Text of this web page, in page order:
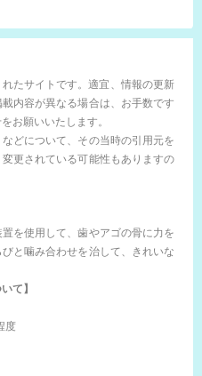
たサイトです。適宜、情報の更新
内容が異なる場合は、お手数です
お願いいたします。
どについて、その当時の引用元を
更されている可能性もありますの
を使用して、歯やアゴの骨に力を
と噛み合わせを治して、きれいな
て】
度